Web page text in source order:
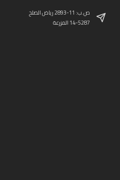
ص.ب: 11-2893 رياض الصلح
14-5287 المزرعة